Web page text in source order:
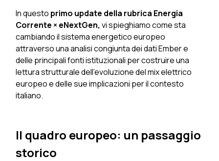
In questo primo update della rubrica Energia
Corrente × eNextGen, vi spieghiamo come sta
cambiando il sistema energetico europeo
attraverso una analisi congiunta dei dati Ember e
delle principali fonti istituzionali per costruire una
lettura strutturale dell’evoluzione del mix elettrico
europeo e delle sue implicazioni per il contesto
italiano.
Il quadro europeo: un passaggio
storico